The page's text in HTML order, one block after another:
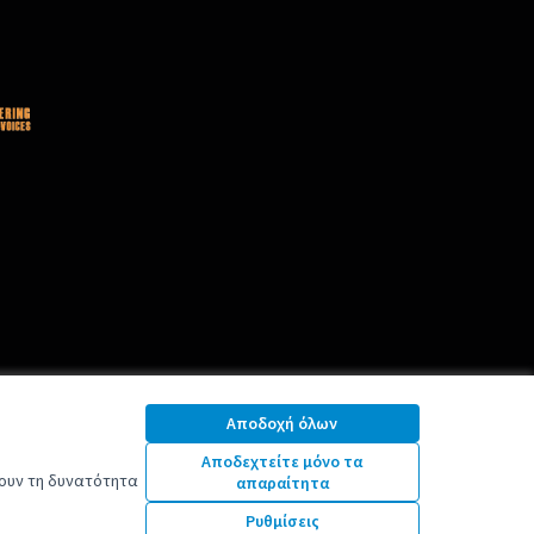
τη δυνατότητα
Αποδοχή όλων
Αποδεχτείτε μόνο τα
απαραίτητα
Ρυθμίσεις